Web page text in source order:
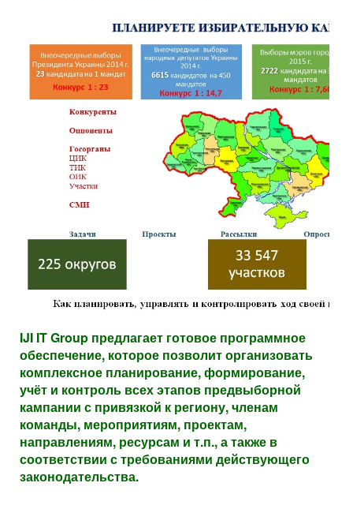
IJI IT Group предлагает готовое программное
обеспечение, которое позволит организовать
комплексное планирование, формирование,
учёт и контроль всех этапов предвыборной
кампании с привязкой к региону, членам
команды, мероприятиям, проектам,
направлениям, ресурсам и т.п., а также в
соответствии с требованиями действующего
законодательства.